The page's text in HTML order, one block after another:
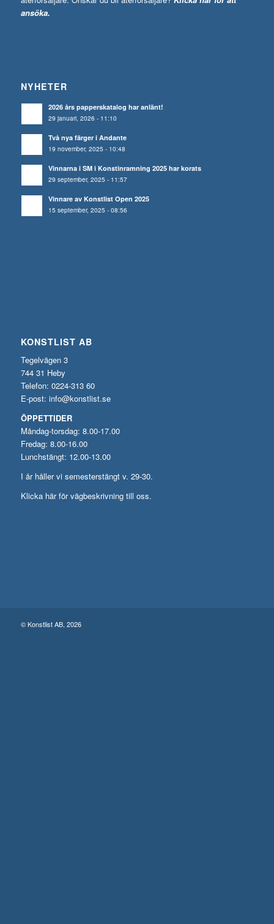
ansöka.
NYHETER
2026 års papperskatalog har anlänt!
29 januari, 2026 - 11:10
Två nya färger i Andante
19 november, 2025 - 10:48
Vinnarna i SM i Konstinramning 2025 har korats
29 september, 2025 - 11:57
Vinnare av Konstlist Open 2025
15 september, 2025 - 08:56
KONSTLIST AB
Tegelvägen 3
744 31 Heby
Telefon: 0224-313 60
E-post: info@konstlist.se
ÖPPETTIDER
Måndag-torsdag: 8.00-17.00
Fredag: 8.00-16.00
Lunchstängt: 12.00-13.00
I år håller vi semesterstängt v. 29-30.
Klicka här för vägbeskrivning till oss.
© Konstlist AB, 2026